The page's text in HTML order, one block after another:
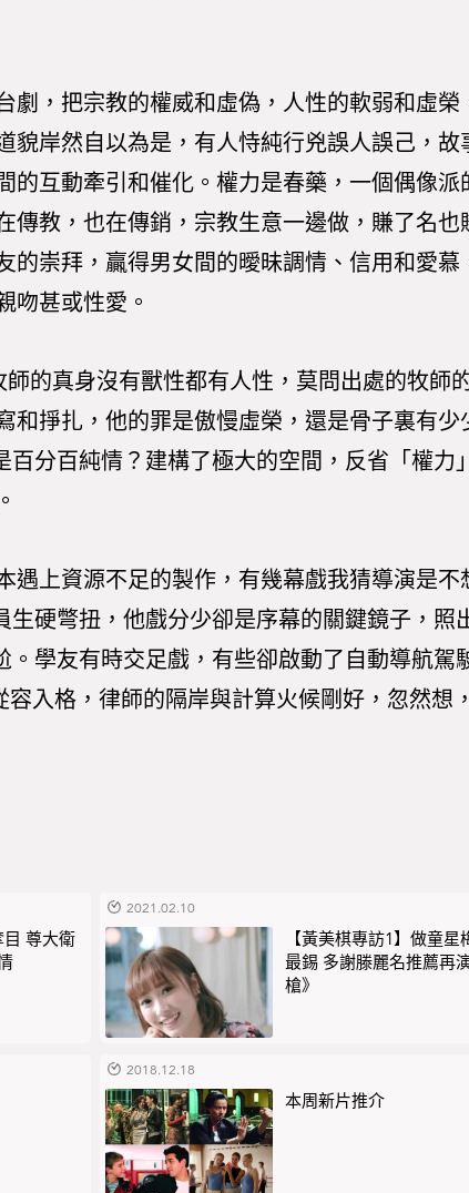
劇，把宗教的權威和虛偽，人性的軟弱和虛榮
貌岸然自以為是，有人恃純行兇誤人誤己，故
的互動牽引和催化。權力是春藥，一個偶像派
傳教，也在傳銷，宗教生意一邊做，賺了名也
的崇拜，贏得男女間的曖昧調情、信用和愛慕
吻甚或性愛。
的真身沒有獸性都有人性，莫問出處的牧師
和掙扎，他的罪是傲慢虛榮，還是骨子裏有少
分百純情？建構了極大的空間，反省「權力
遇上資源不足的製作，有幾幕戲我猜導演是不
硬彆扭，他戲分少卻是序幕的關鍵鏡子，照
學友有時交足戲，有些卻啟動了自動導航駕
入格，律師的隔岸與計算火候剛好，忽然想
目 尊大衛
2021.02.10
【黃美棋專訪1】做童星
最錫 多謝滕麗名推薦再
槍》
2018.12.18
本周新片推介